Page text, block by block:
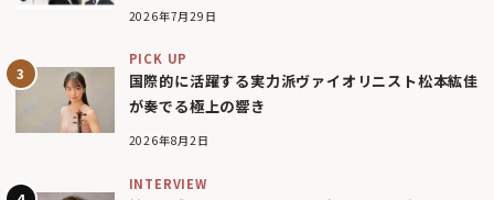
2026年7月29日
PICK UP
国際的に活躍する実力派ヴァイオリニスト松本紘佳
が奏でる極上の響き
2026年8月2日
INTERVIEW